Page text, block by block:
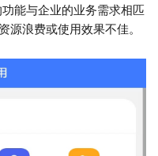
能与企业的业务需求相匹
浪费或使用效果不佳。